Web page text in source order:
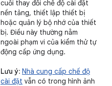
cuối thay đổi chế độ cài đặt
nền tảng, thiết lập thiết bị
hoặc quản lý bộ nhớ của thiết
bị. Điều này thường nằm
ngoài phạm vi của kiểm thử tự
động cấp ứng dụng.
Lưu ý: Nhà cung cấp chế độ
cài đặt vẫn có trong hình ảnh